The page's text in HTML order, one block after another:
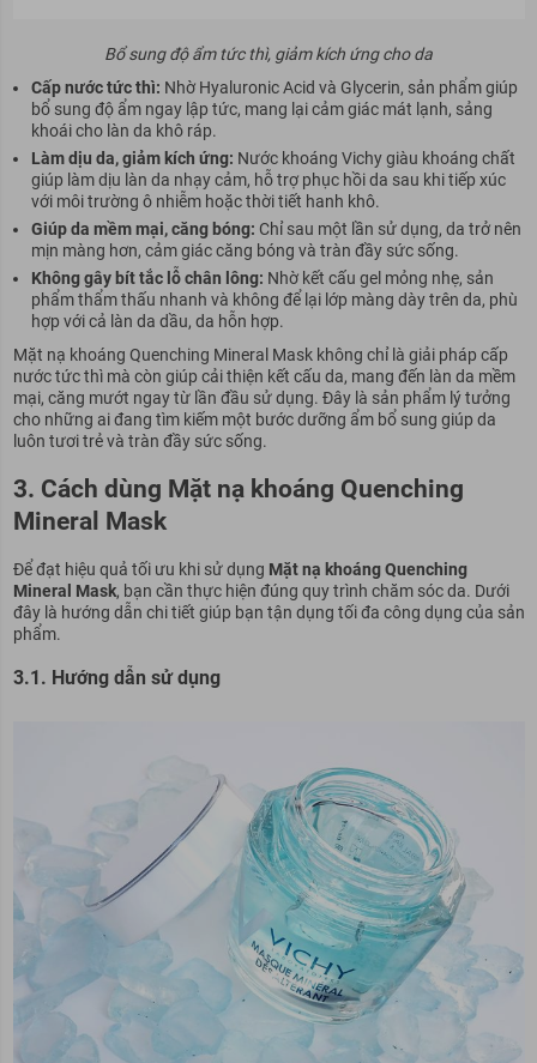
Bổ sung độ ẩm tức thì, giảm kích ứng cho da
Cấp nước tức thì: Nhờ Hyaluronic Acid và Glycerin, sản phẩm giúp
bổ sung độ ẩm ngay lập tức, mang lại cảm giác mát lạnh, sảng
khoái cho làn da khô ráp.
Làm dịu da, giảm kích ứng: Nước khoáng Vichy giàu khoáng chất
giúp làm dịu làn da nhạy cảm, hỗ trợ phục hồi da sau khi tiếp xúc
với môi trường ô nhiễm hoặc thời tiết hanh khô.
Giúp da mềm mại, căng bóng: Chỉ sau một lần sử dụng, da trở nên
mịn màng hơn, cảm giác căng bóng và tràn đầy sức sống.
Không gây bít tắc lỗ chân lông: Nhờ kết cấu gel mỏng nhẹ, sản
phẩm thẩm thấu nhanh và không để lại lớp màng dày trên da, phù
hợp với cả làn da dầu, da hỗn hợp.
Mặt nạ khoáng Quenching Mineral Mask không chỉ là giải pháp cấp
nước tức thì mà còn giúp cải thiện kết cấu da, mang đến làn da mềm
mại, căng mướt ngay từ lần đầu sử dụng. Đây là sản phẩm lý tưởng
cho những ai đang tìm kiếm một bước dưỡng ẩm bổ sung giúp da
luôn tươi trẻ và tràn đầy sức sống.
3. Cách dùng Mặt nạ khoáng Quenching
Mineral Mask
Để đạt hiệu quả tối ưu khi sử dụng Mặt nạ khoáng Quenching
Mineral Mask, bạn cần thực hiện đúng quy trình chăm sóc da. Dưới
đây là hướng dẫn chi tiết giúp bạn tận dụng tối đa công dụng của sản
phẩm.
3.1. Hướng dẫn sử dụng